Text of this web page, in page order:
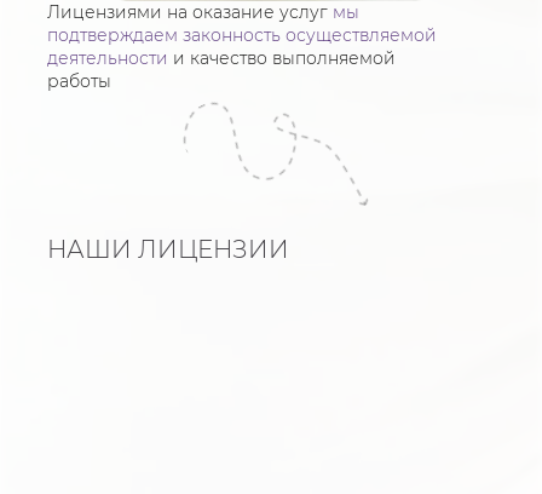
Лицензиями на оказание услуг мы
подтверждаем законность осуществляемой
деятельности и качество выполняемой
работы
НАШИ ЛИЦЕНЗИИ